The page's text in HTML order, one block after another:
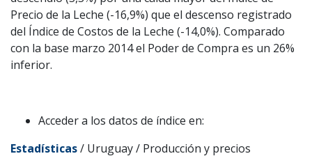
Precio de la Leche (-16,9%) que el descenso registrado
del Índice de Costos de la Leche (-14,0%). Comparado
con la base marzo 2014 el Poder de Compra es un 26%
inferior.
Acceder a los datos de índice en:
Estadísticas/ Uruguay / Producción y precios